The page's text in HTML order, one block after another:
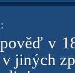
v
jiných